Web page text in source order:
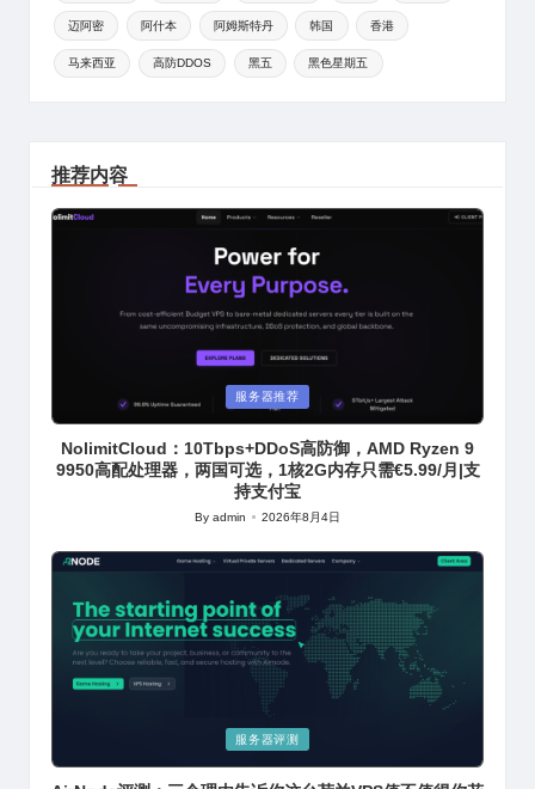
迈阿密 阿什本 阿姆斯特丹 韩国 香港
马来西亚 高防DDOS 黑五 黑色星期五
推荐内容
Posted
in
服务器推荐
NolimitCloud：10Tbps+DDoS高防御，AMD Ryzen 9
9950高配处理器，两国可选，1核2G内存只需€5.99/月|支
持支付宝
Posted
Byadmin 2026年8月4日
in
服务器评测